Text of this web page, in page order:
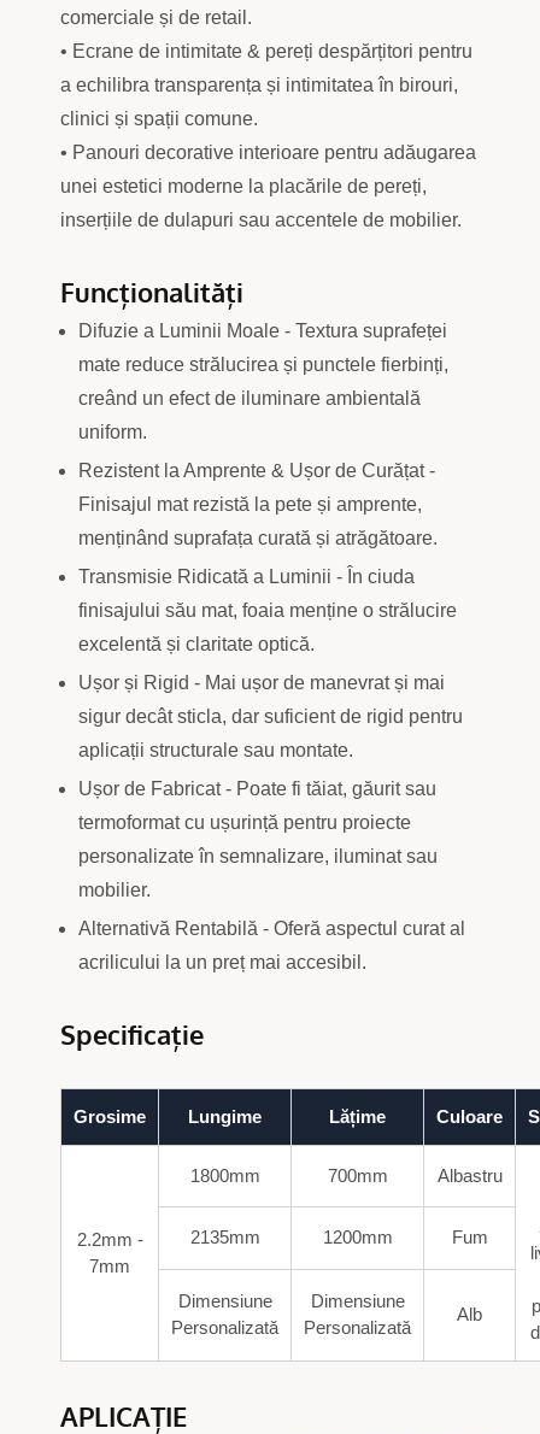
comerciale și de retail.
• Ecrane de intimitate & pereți despărțitori pentru
a echilibra transparența și intimitatea în birouri,
clinici și spații comune.
• Panouri decorative interioare pentru adăugarea
unei estetici moderne la placările de pereți,
inserțiile de dulapuri sau accentele de mobilier.
Funcționalități
Difuzie a Luminii Moale - Textura suprafeței
mate reduce strălucirea și punctele fierbinți,
creând un efect de iluminare ambientală
uniform.
Rezistent la Amprente & Ușor de Curățat -
Finisajul mat rezistă la pete și amprente,
menținând suprafața curată și atrăgătoare.
Transmisie Ridicată a Luminii - În ciuda
finisajului său mat, foaia menține o strălucire
excelentă și claritate optică.
Ușor și Rigid - Mai ușor de manevrat și mai
sigur decât sticla, dar suficient de rigid pentru
aplicații structurale sau montate.
Ușor de Fabricat - Poate fi tăiat, găurit sau
termoformat cu ușurință pentru proiecte
personalizate în semnalizare, iluminat sau
mobilier.
Alternativă Rentabilă - Oferă aspectul curat al
acrilicului la un preț mai accesibil.
Specificație
Grosime Lungime Lățime Culoare
2.2mm -
7mm
1800mm 700mm Albastru
2135mm 1200mm Fum
Dimensiune
Personalizată
Dimensiune
Personalizată
Alb
APLICAȚIE